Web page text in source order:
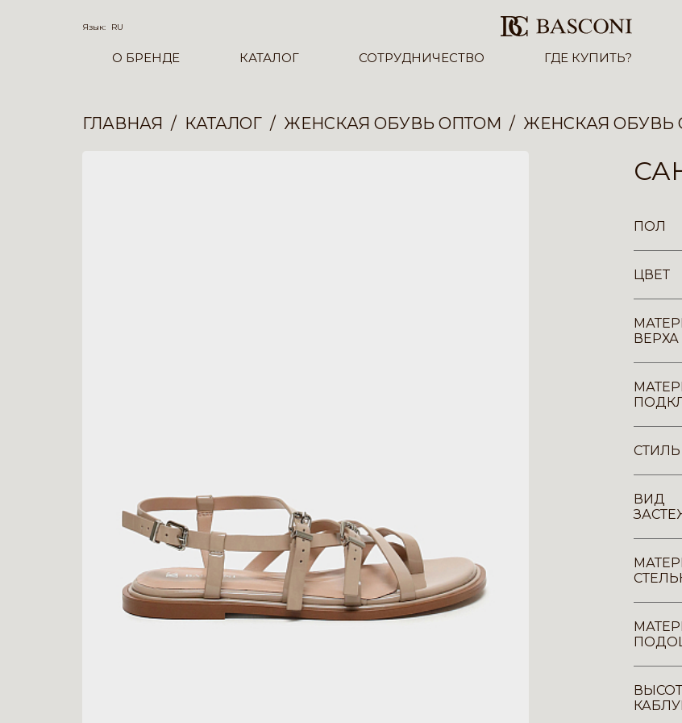
Язык: RU
О БРЕНДЕ КАТАЛОГ СОТРУДНИЧЕСТВО ГДЕ КУПИТЬ?
ГЛАВНАЯ КАТАЛОГ ЖЕНСКАЯ ОБУВЬ ОПТОМ ЖЕНСКАЯ ОБУВЬ
ПОЛ
ЦВЕТ
ВЕРХА
СТИЛЬ
ВИД